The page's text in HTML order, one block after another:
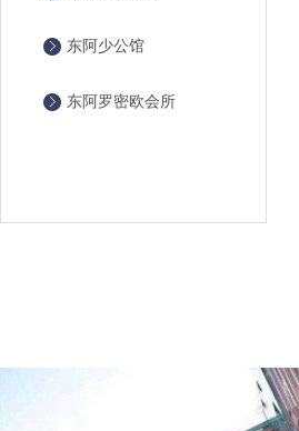
东阿少公馆
东阿罗密欧会所